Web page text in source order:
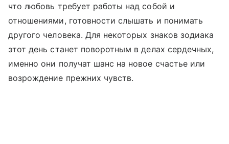
что любовь требует работы над собой и
отношениями, готовности слышать и понимать
другого человека. Для некоторых знаков зодиака
этот день станет поворотным в делах сердечных,
именно они получат шанс на новое счастье или
возрождение прежних чувств.